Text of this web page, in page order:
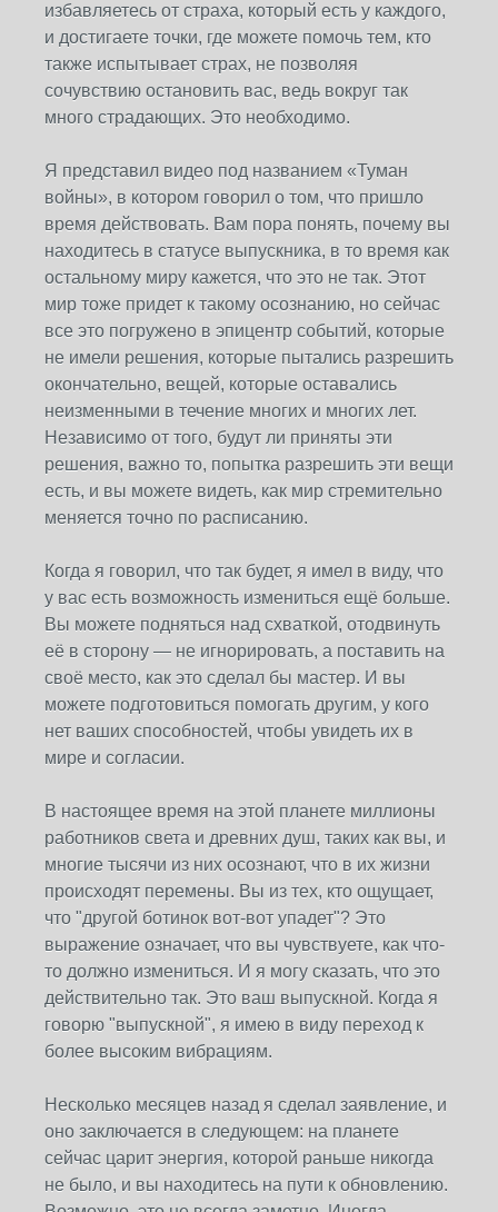
избавляетесь от страха, который есть у каждого,
и достигаете точки, где можете помочь тем, кто
также испытывает страх, не позволяя
сочувствию остановить вас, ведь вокруг так
много страдающих. Это необходимо.
Я представил видео под названием «Туман
войны», в котором говорил о том, что пришло
время действовать. Вам пора понять, почему вы
находитесь в статусе выпускника, в то время как
остальному миру кажется, что это не так. Этот
мир тоже придет к такому осознанию, но сейчас
все это погружено в эпицентр событий, которые
не имели решения, которые пытались разрешить
окончательно, вещей, которые оставались
неизменными в течение многих и многих лет.
Независимо от того, будут ли приняты эти
решения, важно то, попытка разрешить эти вещи
есть, и вы можете видеть, как мир стремительно
меняется точно по расписанию.
Когда я говорил, что так будет, я имел в виду, что
у вас есть возможность измениться ещё больше.
Вы можете подняться над схваткой, отодвинуть
её в сторону — не игнорировать, а поставить на
своё место, как это сделал бы мастер. И вы
можете подготовиться помогать другим, у кого
нет ваших способностей, чтобы увидеть их в
мире и согласии.
В настоящее время на этой планете миллионы
работников света и древних душ, таких как вы, и
многие тысячи из них осознают, что в их жизни
происходят перемены. Вы из тех, кто ощущает,
что "другой ботинок вот-вот упадет"? Это
выражение означает, что вы чувствуете, как что-
то должно измениться. И я могу сказать, что это
действительно так. Это ваш выпускной. Когда я
говорю "выпускной", я имею в виду переход к
более высоким вибрациям.
Несколько месяцев назад я сделал заявление, и
оно заключается в следующем: на планете
сейчас царит энергия, которой раньше никогда
не было, и вы находитесь на пути к обновлению.